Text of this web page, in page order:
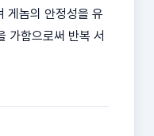
게놈의 안정성을 유
가함으로써 반복 서